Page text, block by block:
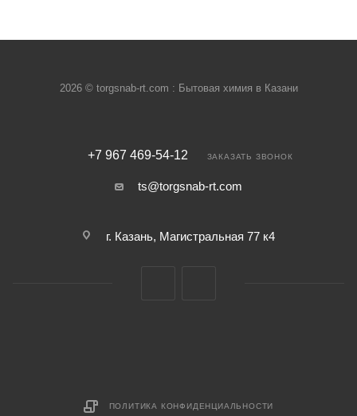
2026 © torgsnab-rt.com : Бытовая химия в Казани
+7 967 469-54-12 ЗАКАЗАТЬ ЗВОНОК
ts@torgsnab-rt.com
г. Казань, Магистральная 77 к4
ПОЛИТИКА КОНФИДЕНЦИАЛЬНОСТИ